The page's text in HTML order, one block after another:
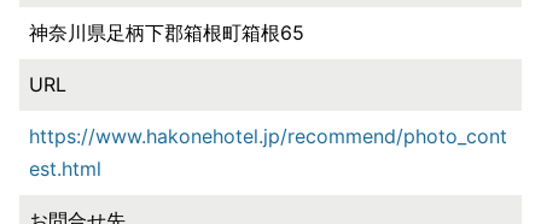
神奈川県足柄下郡箱根町箱根65
URL
https://www.hakonehotel.jp/recommend/photo_cont
est.html